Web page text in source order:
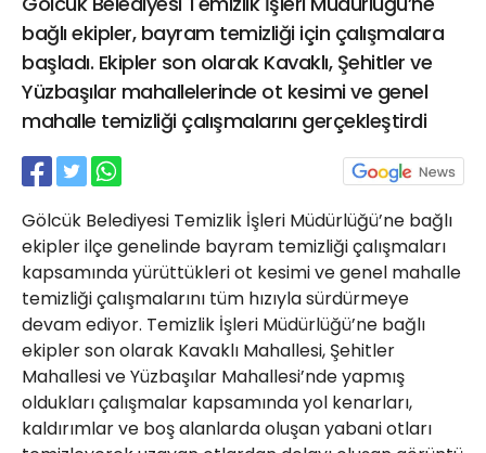
bağlı ekipler, bayram temizliği için çalışmalara
başladı. Ekipler son olarak Kavaklı, Şehitler ve
Yüzbaşılar mahallelerinde ot kesimi ve genel
mahalle temizliği çalışmalarını gerçekleştirdi
Gölcük Belediyesi Temizlik İşleri Müdürlüğü’ne bağlı
ekipler ilçe genelinde bayram temizliği çalışmaları
kapsamında yürüttükleri ot kesimi ve genel mahalle
temizliği çalışmalarını tüm hızıyla sürdürmeye
devam ediyor. Temizlik İşleri Müdürlüğü’ne bağlı
ekipler son olarak Kavaklı Mahallesi, Şehitler
Mahallesi ve Yüzbaşılar Mahallesi’nde yapmış
oldukları çalışmalar kapsamında yol kenarları,
kaldırımlar ve boş alanlarda oluşan yabani otları
21 Gölcük
02624132333
haber@golcukpostasi.com